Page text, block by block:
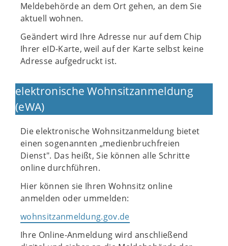
Meldebehörde an dem Ort gehen, an dem Sie
aktuell wohnen.
Geändert wird Ihre Adresse nur auf dem Chip
Ihrer eID-Karte, weil auf der Karte selbst keine
Adresse aufgedruckt ist.
elektronische Wohnsitzanmeldung
(eWA)
Die elektronische Wohnsitzanmeldung bietet
einen sogenannten „medienbruchfreien
Dienst". Das heißt, Sie können alle Schritte
online durchführen.
Hier können sie Ihren Wohnsitz online
anmelden oder ummelden:
wohnsitzanmeldung.gov.de
Ihre Online-Anmeldung wird anschließend